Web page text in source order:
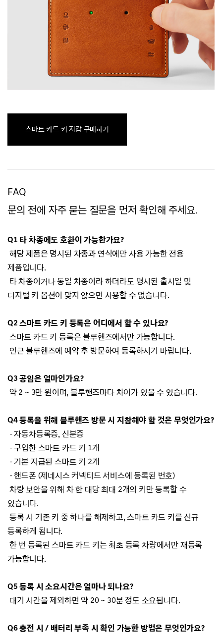
스마트 카드 키 지갑 구매하기
FAQ
문의 전에 자주 묻는 질문을 먼저 확인해 주세요.
Q1 타 차종에도 호환이 가능한가요?
해당 제품은 명시된 차종과 연식에만 사용 가능한 전용
제품입니다.
타 차종이거나 동일 차종이라 하더라도 명시된 출시일 및
디지털 키 옵션이 맞지 않으면 사용할 수 없습니다.
Q2 스마트 카드 키 등록은 어디에서 할 수 있나요?
스마트 카드 키 등록은 블루핸즈에서만 가능합니다.
인근 블루핸즈에 예약 후 방문하여 등록하시기 바랍니다.
Q3 공임은 얼마인가요?
약 2 ~ 3만 원이며, 블루핸즈마다 차이가 있을 수 있습니다.
Q4 등록을 위해 블루핸즈 방문 시 지참해야 할 것은 무엇인가요?
- 자동차등록증, 신분증
- 구입한 스마트 카드 키 1개
- 기본 지급된 스마트 키 2개
-핸드폰 (제네시스 커넥티드 서비스에 등록된 번호)
차량 보안을 위해 차 한 대당 최대 2개의 키만 등록할 수
있습니다.
등록 시 기존 키 중 하나를 해제하고, 스마트 카드 키를 신규
등록하게 됩니다.
한 번 등록된 스마트 카드 키는 최초 등록 차량에서만 재등록
가능합니다.
Q5 등록 시 소요시간은 얼마나 되나요?
대기 시간을 제외하면 약 20 ~ 30분 정도 소요됩니다.
Q6 충전 시 / 배터리 부족 시 확인 가능한 방법은 무엇인가요?